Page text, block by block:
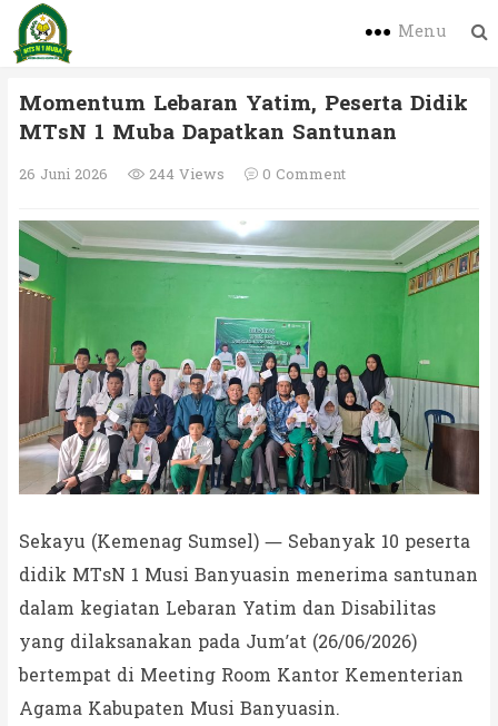
Menu
Momentum Lebaran Yatim, Peserta Didik
MTsN 1 Muba Dapatkan Santunan
26 Juni 2026 244 Views 0 Comment
Sekayu (Kemenag Sumsel) — Sebanyak 10 peserta
didik MTsN 1 Musi Banyuasin menerima santunan
dalam kegiatan Lebaran Yatim dan Disabilitas
yang dilaksanakan pada Jum’at (26/06/2026)
bertempat di Meeting Room Kantor Kementerian
Agama Kabupaten Musi Banyuasin.